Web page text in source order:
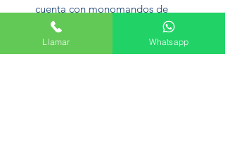
cuenta con monomandos de
lavabo, bidet, baño, fregadero y
columnas para ducha y bañera.
Llamar Whatsapp